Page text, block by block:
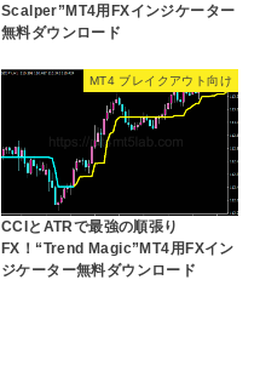
Scalper”MT4用FXインジケーター
無料ダウンロード
MT4 ブレイクアウト向け
CCIとATRで最強の順張り
FX！“Trend Magic”MT4用FXイン
ジケーター無料ダウンロード